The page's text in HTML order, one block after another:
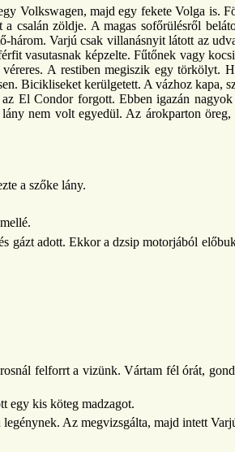
Volkswagen, majd egy fekete Volga is.
csalán zöldje. A magas sofőrülésről
három. Varjú csak villanásnyit látott az
vasutasnak képzelte. Fűtőnek vagy
A restiben megiszik egy
Bicikliseket kerülgetett. A vázhoz kapa,
El Condor forgott. Ebben igazán
nem volt egyedül. Az árokparton
a szőke lány.
adott. Ekkor a dzsip motorjából
felforrt a vizünk. Vártam fél órát,
egy kis köteg madzagot.
Az megvizsgálta, majd intett